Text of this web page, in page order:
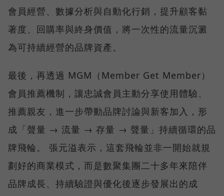
會員經營、數據分析與自動化行銷，提升顧客黏
著度、回購率與終身價值，將一次性的流量沉澱
為可持續經營的品牌資產。
最後，再透過 MGM（Member Get Member）
會員推薦機制，讓忠誠會員主動分享使用體驗、
推薦親友，進一步帶動品牌討論與新客加入，形
成「聲量 → 流量 → 存量 → 聲量」持續循環的品
牌飛輪。 張元溢表示，這套飛輪並非一開始就規
劃好的商業模式，而是數聚集團二十多年來陪伴
品牌成長、持續驗證與優化後逐步發展出的成